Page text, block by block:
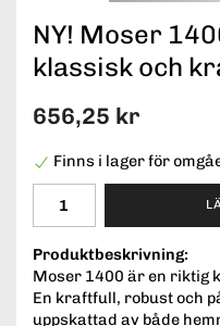
NY! Moser
klassisk och
656,25 kr
Finns i lager för
Produktbeskrivning:
Moser 1400 är en riktig
En kraftfull, robust och
uppskattad av både